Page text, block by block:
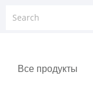
Все продукты